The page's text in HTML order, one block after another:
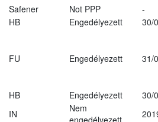
Safener Not PPP
-
HB Engedélyezett
30/
FU Engedélyezett 31/
HB Engedélyezett
30/
IN
Nem